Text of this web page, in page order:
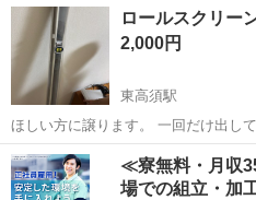
広島 広島市 広域公園前駅
ロールスクリー
2,000円
東高須駅
ほしい方に譲ります。 一回だけ出して、自分の家では無理だったの
で、ほしい方にあげます。未使用に近いです。 取りに
定です。 長さは225、幅は132です。
広島 広島市 東高須駅 カ
≪寮無料・月収
場での組立・加